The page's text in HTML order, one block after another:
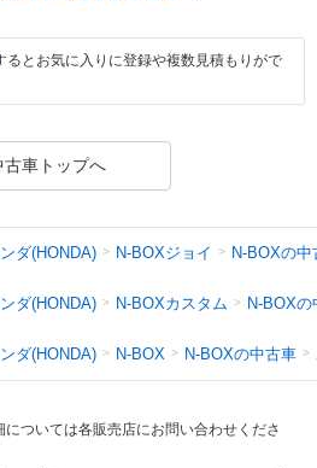
るとお気に入りに登録や複数見積もりがで
古車トップへ
ダ(HONDA) N-BOXジョイ N-BOXの中
ダ(HONDA) N-BOXカスタム N-BOXの
ダ(HONDA) N-BOX N-BOXの中古車
ついては各販売店にお問い合わせくださ